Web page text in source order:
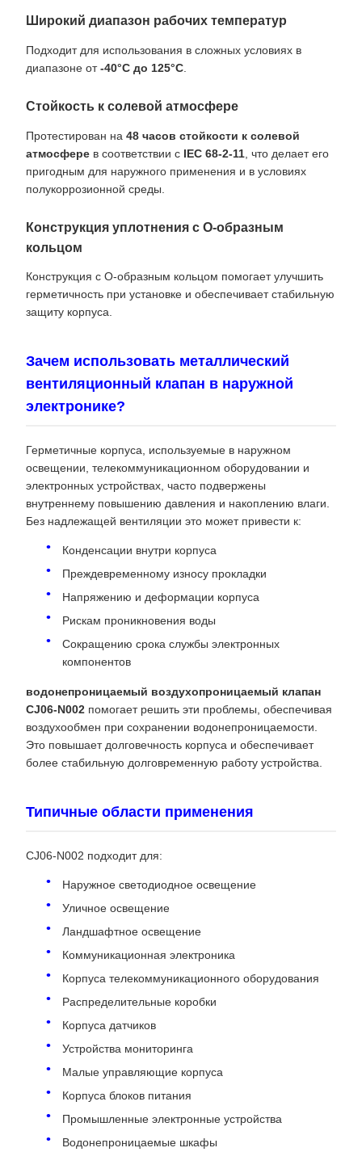
Широкий диапазон рабочих температур
Подходит для использования в сложных условиях в
диапазоне от-40°C до 125°C
Стойкость к солевой атмосфере
Протестирован на 48 часов стойкости к солевой
атмосфере в соответствии с IEC 68-2-11 , что делает его
пригодным для наружного применения и в условиях
полукоррозионной среды.
Конструкция уплотнения с O-образным
кольцом
Конструкция с O-образным кольцом помогает улучшить
герметичность при установке и обеспечивает стабильную
защиту корпуса.
Зачем использовать металлический
вентиляционный клапан в наружной
электронике?
Герметичные корпуса, используемые в наружном
освещении, телекоммуникационном оборудовании и
электронных устройствах, часто подвержены
внутреннему повышению давления и накоплению влаги.
Без надлежащей вентиляции это может привести к:
Конденсации внутри корпуса
Преждевременному износу прокладки
Напряжению и деформации корпуса
Рискам проникновения воды
Сокращению срока службы электронных
компонентов
водонепроницаемый воздухопроницаемый клапан
CJ06-N002 помогает решить эти проблемы, обеспечивая
воздухообмен при сохранении водонепроницаемости.
Это повышает долговечность корпуса и обеспечивает
более стабильную долговременную работу устройства.
Типичные области применения
CJ06-N002 подходит для:
Наружное светодиодное освещение
Уличное освещение
Ландшафтное освещение
Коммуникационная электроника
Корпуса телекоммуникационного оборудования
Распределительные коробки
Корпуса датчиков
Устройства мониторинга
Малые управляющие корпуса
Корпуса блоков питания
Промышленные электронные устройства
Водонепроницаемые шкафы